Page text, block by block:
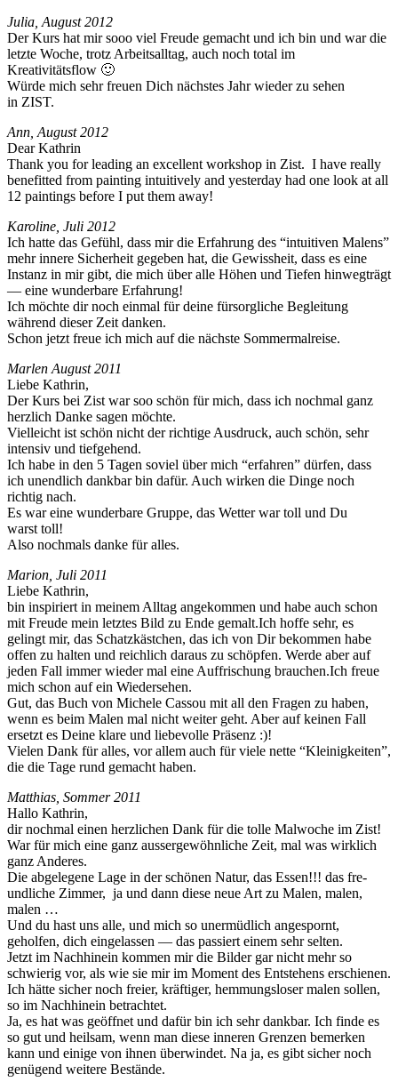
Julia, August 2012
Der Kurs hat mir sooo viel Freude gemacht und ich bin und war die
let­zte Woche, trotz Arbeit­sall­t­ag, auch noch total im
Kreativitätsflow 🙂
Würde mich sehr freuen Dich näch­stes Jahr wieder zu sehen
in ZIST.
Ann, August 2012
Dear Kathrin
Thank you for lead­ing an excel­lent work­shop in Zist. I have real­ly
ben­e­fit­ted from paint­ing intu­itive­ly and yes­ter­day had one look at all
12 paint­ings before I put them away!
Karo­line, Juli 2012
Ich hat­te das Gefühl, dass mir die Erfahrung des “intu­itiv­en Malens”
mehr innere Sicher­heit gegeben hat, die Gewis­sheit, dass es eine
Instanz in mir gibt, die mich über alle Höhen und Tiefen hin­wegträgt
— eine wun­der­bare Erfahrung!
Ich möchte dir noch ein­mal für deine für­sor­gliche Begleitung
während dieser Zeit danken.
Schon jet­zt freue ich mich auf die näch­ste Sommermalreise.
Marlen August 2011
Liebe Kathrin,
Der Kurs bei Zist war soo schön für mich, dass ich nochmal ganz
her­zlich Danke sagen möchte.
Vielle­icht ist schön nicht der richtige Aus­druck, auch schön, sehr
inten­siv und tiefgehend.
Ich habe in den 5 Tagen soviel über mich “erfahren” dür­fen, dass
ich unendlich dankbar bin dafür. Auch wirken die Dinge noch
richtig nach.
Es war eine wun­der­bare Gruppe, das Wet­ter war toll und Du
warst toll!
Also nochmals danke für alles.
Mar­i­on, Juli 2011
Liebe Kathrin,
bin inspiri­ert in meinem All­t­ag angekom­men und habe auch schon
mit Freude mein let­ztes Bild zu Ende gemalt.Ich hoffe sehr, es
gelingt mir, das Schatzkästchen, das ich von Dir bekom­men habe
offen zu hal­ten und reich­lich daraus zu schöpfen. Werde aber auf
jeden Fall immer wieder mal eine Auf­frischung brauchen.Ich freue
mich schon auf ein Wiedersehen.
Gut, das Buch von Michele Cas­sou mit all den Fra­gen zu haben,
wenn es beim Malen mal nicht weit­er geht. Aber auf keinen Fall
erset­zt es Deine klare und liebevolle Präsenz :)!
Vie­len Dank für alles, vor allem auch für viele nette “Kleinigkeit­en”,
die die Tage rund gemacht haben.
Matthias, Som­mer 2011
Hal­lo Kathrin,
dir nochmal einen her­zlichen Dank für die tolle Mal­woche im Zist!
War für mich eine ganz aussergewöhn­liche Zeit, mal was wirk­lich
ganz Anderes.
Die abgele­gene Lage in der schö­nen Natur, das Essen!!! das fre­
undliche Zim­mer, ja und dann diese neue Art zu Malen, malen,
malen …
Und du hast uns alle, und mich so uner­müdlich ange­s­pornt,
geholfen, dich ein­ge­lassen — das passiert einem sehr selten.
Jet­zt im Nach­hinein kom­men mir die Bilder gar nicht mehr so
schwierig vor, als wie sie mir im Moment des Entste­hens erschienen.
Ich hätte sich­er noch freier, kräftiger, hem­mungslos­er malen sollen,
so im Nach­hinein betrachtet.
Ja, es hat was geöffnet und dafür bin ich sehr dankbar. Ich finde es
so gut und heil­sam, wenn man diese inneren Gren­zen bemerken
kann und einige von ihnen über­windet. Na ja, es gibt sich­er noch
genü­gend weit­ere Bestände.